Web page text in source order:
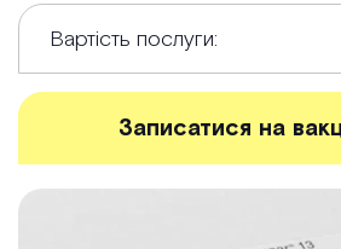
Вартість послуги:
Записатися на